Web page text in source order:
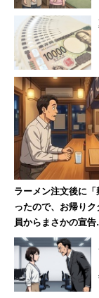
ラーメン注文後に
ったので、お帰り
員からまさかの宣
40代男性が怒らなか